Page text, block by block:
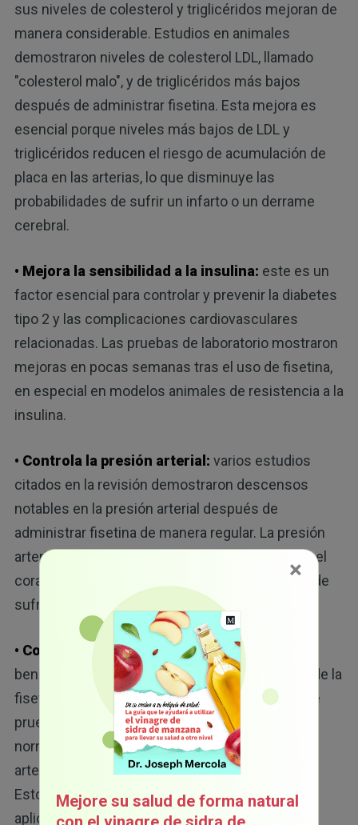
sus niveles de colesterol y triglicéridos mejoran de
manera considerable. Estudios en animales
demostraron niveles de colesterol LDL, llamado
"colesterol malo", y de triglicéridos más bajos
después de administrar fisetina. Esta mejora es
esencial porque niveles más bajos de LDL y
triglicéridos reducen el riesgo de acumulación de
placa en las arterias, lo que disminuye las
probabilidades de sufrir un infarto o un derrame
cerebral.
• Mejora la sensibilidad a la insulina: este es un
factor esencial para controlar y prevenir la diabetes
tipo 2 y las complicaciones cardiovasculares
relacionadas. Las pruebas de laboratorio mostraron
mejoras en pocas semanas tras el uso de fisetina,
en especial en modelos animales de resistencia a la
insulina.
• Controla la presión arterial: varios estudios
citados en la revisión demostraron descensos
notables en la presión arterial después de
administrar fisetina de manera regular. La presión
arterial alta ejerce una presión constante sobre el
corazón y las arterias, lo que aumenta el riesgo de
sufrir episodios cardíacos graves.
• Controla la disfunción metabólica:
beneficios cardiovasculares más sustanciales de la
fisetina aparecieron en los modelos animales de
prueba. En estos grupos, la fisetina no sólo
normalizó los niveles de colesterol y la presión
arterial, sino que también redujo la inflamación.
Estos beneficios también se podrían trasladar a
aplicaciones humanas.
×
Mejore su salud de forma natural